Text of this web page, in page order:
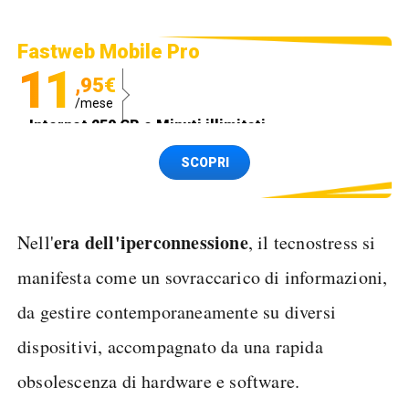
Fastweb Mobile Pro
11 ,95€
/mese
Internet 250 GB e Minuti illimitati
Spedizione SIM GRATISSCOPRI
Nell'era dell'iperconnessione, il tecnostress si
manifesta come un sovraccarico di informazioni,
da gestire contemporaneamente su diversi
dispositivi, accompagnato da una rapida
obsolescenza di hardware e software.